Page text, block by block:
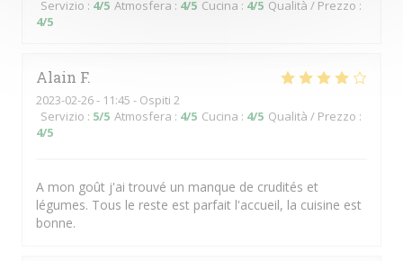
Servizio : 4/5 Atmosfera : 4/5 Cucina : 4/5 Qualità / Prezzo :
4/5
Alain F
2023-02-26- 11:45 - Ospiti 2
Servizio : 5/5 Atmosfera : 4/5 Cucina : 4/5 Qualità / Prezzo :
4/5
A mon goût j'ai trouvé un manque de crudités et
légumes. Tous le reste est parfait l'accueil, la cuisine est
bonne.